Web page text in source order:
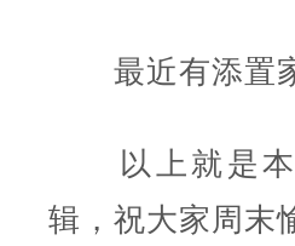
最近有添置家
以上就是本
辑，祝大家周末